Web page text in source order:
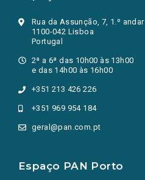
Rua da Assunção, 7, 1.º andar
1100-042 Lisboa
Portugal
2ª a 6ª das 10h00 às 13h00
e das 14h00 às 16h00
+351 213 426 226
+351 969 954 184
geral@pan.com.pt
Espaço PAN Porto